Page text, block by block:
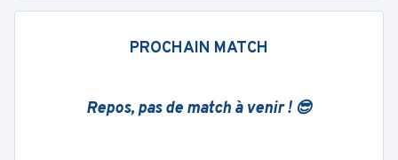
PROCHAIN MATCH
Repos, pas de match à venir ! 😎